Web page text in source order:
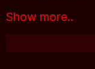
Show more..